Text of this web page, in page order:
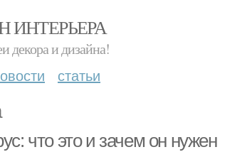
ИНТЕРЬЕРА
декора и дизайна!
статьи
что это и зачем он нужен